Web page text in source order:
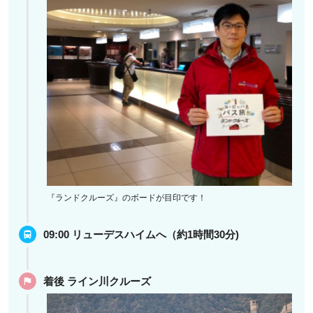
『ランドクルーズ』のボードが目印です！
09:00 リューデスハイムへ（約1時間30分)
着後 ライン川クルーズ